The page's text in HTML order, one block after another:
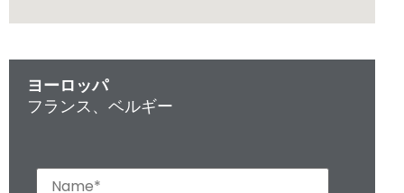
ヨーロッパ
フランス、ベルギー